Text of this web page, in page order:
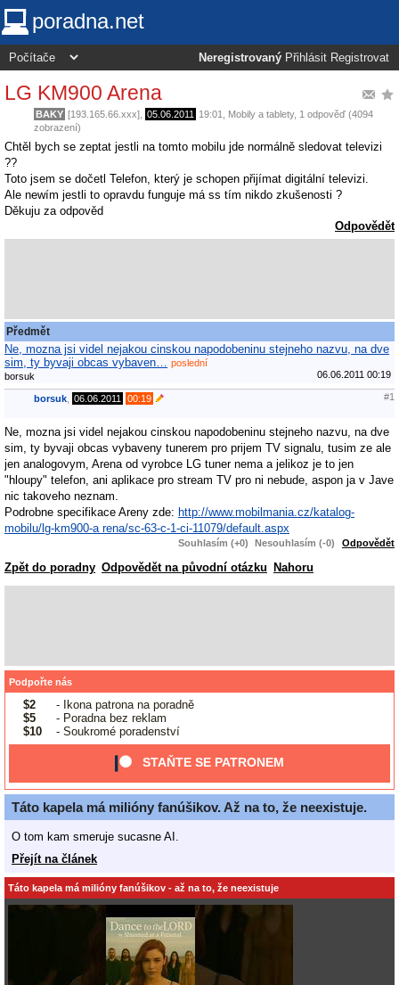
poradna.net
Neregistrovaný Přihlásit Registrovat
LG KM900 Arena
BAKY [193.165.66.xxx], 05.06.2011 19:01 Mobily a tablety, 1 odpověď (4094
zobrazení)
Chtěl bych se zeptat jestli na tomto mobilu jde normálně sledovat televizi
??
Toto jsem se dočetl Telefon, který je schopen přijímat digitální televizi.
Ale newím jestli to opravdu funguje má ss tím nikdo zkušenosti ?
Děkuju za odpověd
Odpovědět
Předmět
Ne, mozna jsi videl nejakou cinskou napodobeninu stejneho nazvu, na dve
sim, ty byvaji obcas vybaven…
poslední
borsuk
06.06.2011 00:19
borsuk 06.06.2011 00:19 #1
Ne, mozna jsi videl nejakou cinskou napodobeninu stejneho nazvu, na dve
sim, ty byvaji obcas vybaveny tunerem pro prijem TV signalu, tusim ze ale
jen analogovym, Arena od vyrobce LG tuner nema a jelikoz je to jen
"hloupy" telefon, ani aplikace pro stream TV pro ni nebude, aspon ja v Jave
nic takoveho neznam.
Podrobne specifikace Areny zde: http://www.mobilmania.cz/katalog-
mobilu/lg-km900-a rena/sc-63-c-1-ci-11079/default.aspx
Souhlasím (+0) Nesouhlasím (-0) Odpovědět
Zpět do poradny Odpovědět na původní otázku Nahoru
Podpořte nás
$2
- Ikona patrona na poradně
$5
- Poradna bez reklam
$10
- Soukromé poradenství
STAŇTE SE PATRONEM
Táto kapela má milióny fanúšikov. Až na to, že neexistuje.
O tom kam smeruje sucasne AI.
Přejít na článek
Táto kapela má milióny fanúšikov - až na to, že neexistuje